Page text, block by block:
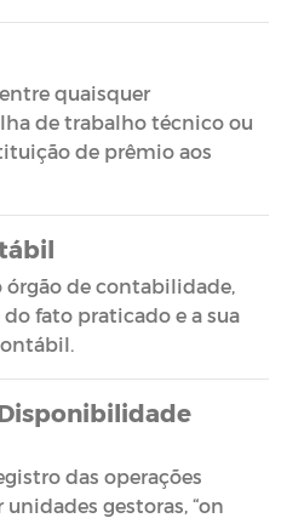
quaisquer
de trabalho técnico ou
de prêmio aos
de contabilidade,
fato praticado e a sua
das operações
gestoras, “on